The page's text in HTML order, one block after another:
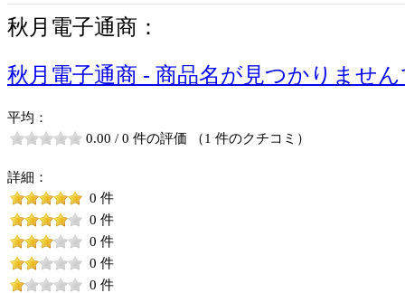
秋月電子通商：
秋月電子通商 - 商品名が見つかりませ
平均：
0.00 / 0 件の評価 （1 件のクチコミ）
詳細：
0 件
0 件
0 件
0 件
0 件